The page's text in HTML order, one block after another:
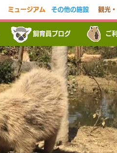
ミュージアム その他の施設 観光
飼育員ブログ ご